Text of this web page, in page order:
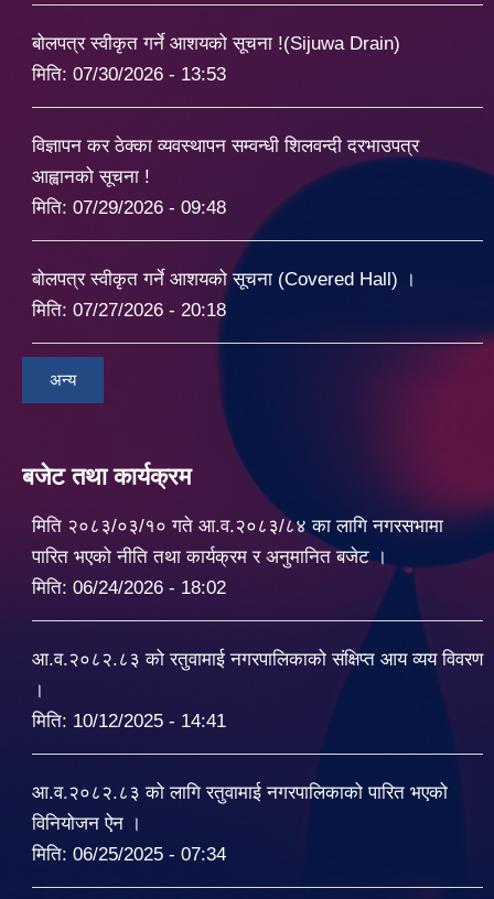
बोलपत्र स्वीकृत गर्ने आशयको सूचना !(Sijuwa Drain)
मिति: 07/30/2026 - 13:53
विज्ञापन कर ठेक्का व्यवस्थापन सम्वन्धी शिलवन्दी दरभाउपत्र
आह्वानको सूचना !
मिति: 07/29/2026 - 09:48
बोलपत्र स्वीकृत गर्ने आशयको सूचना (Covered Hall) ।
मिति: 07/27/2026 - 20:18
अन्य
बजेट तथा कार्यक्रम
मिति २०८३/०३/१० गते आ.व.२०८३/८४ का लागि नगरसभामा
पारित भएको नीति तथा कार्यक्रम र अनुमानित बजेट ।
मिति: 06/24/2026 - 18:02
आ.व.२०८२.८३ को रतुवामाई नगरपालिकाको संक्षिप्त आय व्यय विवरण
।
मिति: 10/12/2025 - 14:41
आ.व.२०८२.८३ को लागि रतुवामाई नगरपालिकाको पारित भएको
विनियोजन ऐन ।
मिति: 06/25/2025 - 07:34